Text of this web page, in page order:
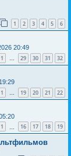
1 2 3 4 5 6
20:49
1 … 29 30 31 32
1 … 19 20 21 22
1 16 17 18 19